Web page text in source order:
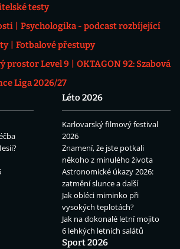
testy
Psychologika - podcast rozbíjející
Fotbalové přestupy
prostor Level 9
OKTAGON 92: Szabová
Liga 2026/27
Léto 2026
Karlovarský filmový festival
2026
Znamení, že jste potkali
někoho z minulého života
Astronomické úkazy 2026:
zatmění slunce a další
Jak obléci miminko při
vysokých teplotách?
Jak na dokonalé letní mojito
6 lehkých letních salátů
Sport 2026